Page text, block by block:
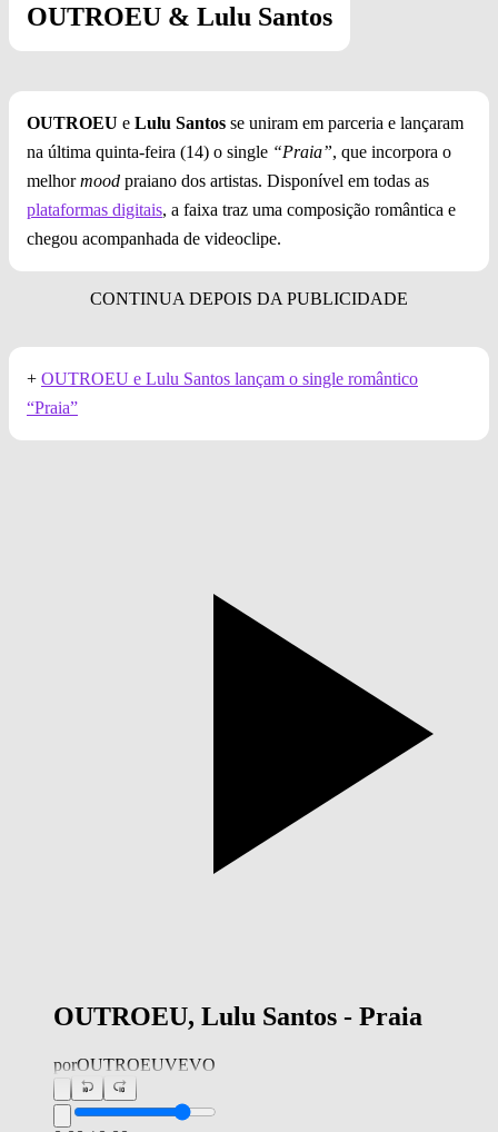
OUTROEU & Lulu Santos
OUTROEU e Lulu Santos se uniram em parceria e lançaram
na última quinta-feira (14) o single “Praia”, que incorpora o
melhormood praiano dos artistas. Disponível em todas as
plataformas digitais, a faixa traz uma composição romântica e
chegou acompanhada de videoclipe.
+ OUTROEU e Lulu Santos lançam o single romântico
“Praia”
OUTROEU, Lulu Santos - Praia
porOUTROEUVEVO